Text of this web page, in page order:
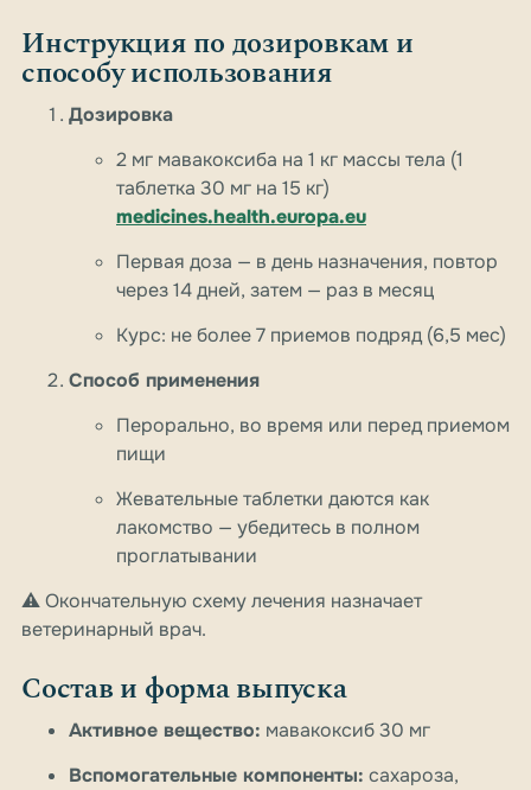
Инструкция по дозировкам и
способу использования
Дозировка
2 мг мавакоксиба на 1 кг массы тела (1
таблетка 30 мг на 15 кг)
medicines.health.europa.eu
Первая доза — в день назначения, повтор
через 14 дней, затем — раз в месяц
Курс: не более 7 приемов подряд (6,5 мес)
Способ применения
Перорально, во время или перед приемом
пищи
Жевательные таблетки даются как
лакомство — убедитесь в полном
проглатывании
⚠️Окончательную схему лечения назначает
ветеринарный врач.
Состав и форма выпуска
Активное вещество: мавакоксиб 30 мг
Вспомогательные компоненты: сахароза,